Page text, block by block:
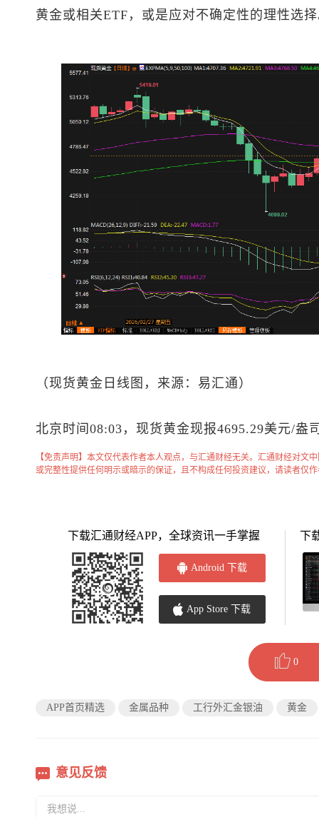
黄金或相关ETF，或是应对不确定性的理性选
（现货黄金 日线图，来源：易汇通）
北京时间08:03， 现货黄金现报4695.29美元/盎
【免责声明】本文仅代表作者本人观点，与汇通财经无关。汇通财经对文
或完整性提供任何明示或暗示的保证，且不构成任何投资建议，请读者仅
下载汇通财经APP，全球资讯一手掌握
Android 下载
App Store 下载
下
0
APP首页精选 金属品种 工行外汇金银油 黄金
意见反馈